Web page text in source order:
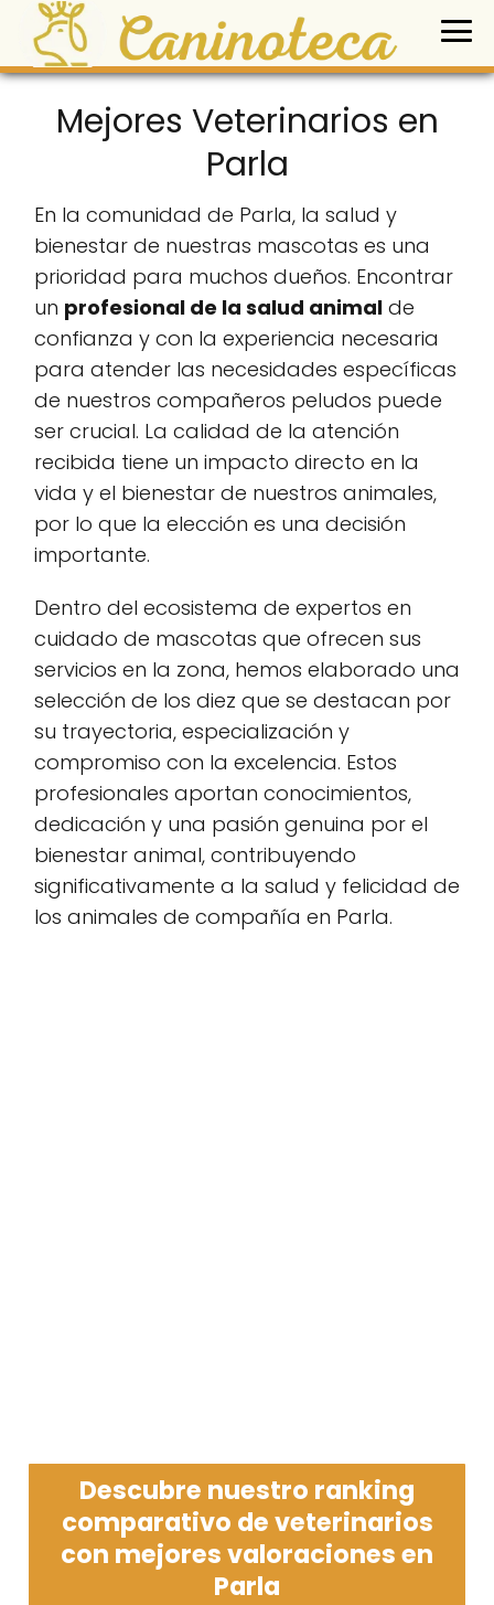
Mejores Veterinarios en
Parla
En la comunidad de Parla, la salud y
bienestar de nuestras mascotas es una
prioridad para muchos dueños. Encontrar
un profesional de la salud animal de
confianza y con la experiencia necesaria
para atender las necesidades específicas
de nuestros compañeros peludos puede
ser crucial. La calidad de la atención
recibida tiene un impacto directo en la
vida y el bienestar de nuestros animales,
por lo que la elección es una decisión
importante.
Dentro del ecosistema de expertos en
cuidado de mascotas que ofrecen sus
servicios en la zona, hemos elaborado una
selección de los diez que se destacan por
su trayectoria, especialización y
compromiso con la excelencia. Estos
profesionales aportan conocimientos,
dedicación y una pasión genuina por el
bienestar animal, contribuyendo
significativamente a la salud y felicidad de
los animales de compañía en Parla.
Descubre nuestro ranking
comparativo de veterinarios
con mejores valoraciones en
Parla